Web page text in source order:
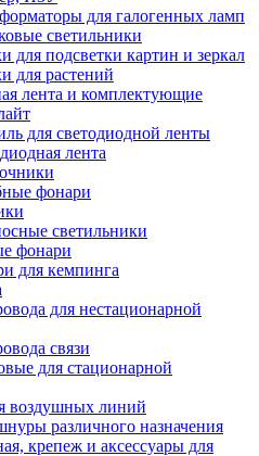
для галогенных ламп
светильники
для подсветки картин и зеркал
для растений
лента и комплектующие
для светодиодной ленты
лента
фонари
светильники
фонари
для кемпинга
для нестационарной
связи
для стационарной
воздушных линий
различного назначения
крепеж и аксессуары для